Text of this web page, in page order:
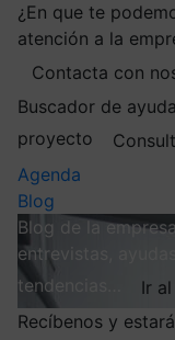
¿En que te
atención a la
Contacta con
Buscador de
proyecto
Agenda
Blog
Blog de la
entrevistas,
tendencias…
Ir
Recíbenos y